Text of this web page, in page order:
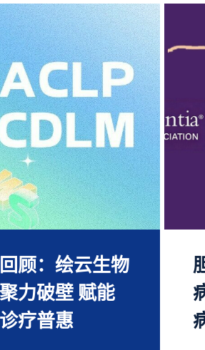
顾：绘云生物
力破壁 赋能
疗普惠